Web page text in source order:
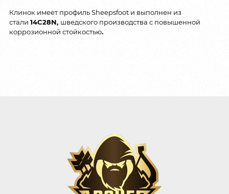
Клинок имеет профиль Sheepsfoot и выполнен из
стали 14C28N, шведского производства с повышенной
коррозионной стойкостью.